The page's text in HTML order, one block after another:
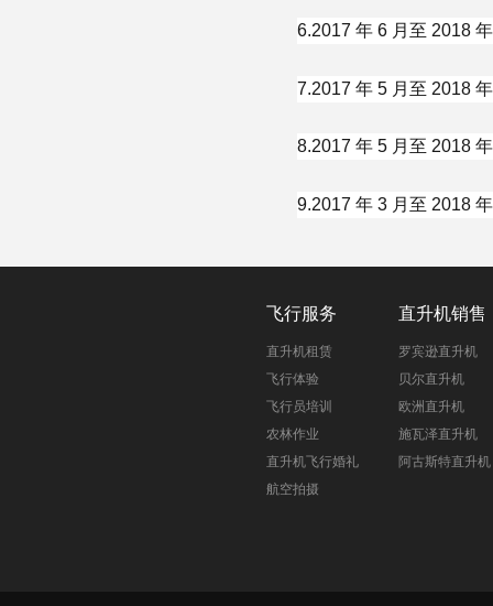
6.2017 年 6 月至 2018
7.2017 年 5 月至 2018
8.2017 年 5 月至 2018
9.2017 年 3 月至 2018
飞行服务
直升机租赁
飞行体验
飞行员培训
农林作业
直升机飞行婚礼
航空拍摄
直升机销售
罗宾逊直升机
贝尔直升机
欧洲直升机
施瓦泽直升机
阿古斯特直升机